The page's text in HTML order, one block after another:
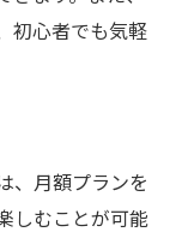
初心者でも気軽
、月額プランを
しむことが可能